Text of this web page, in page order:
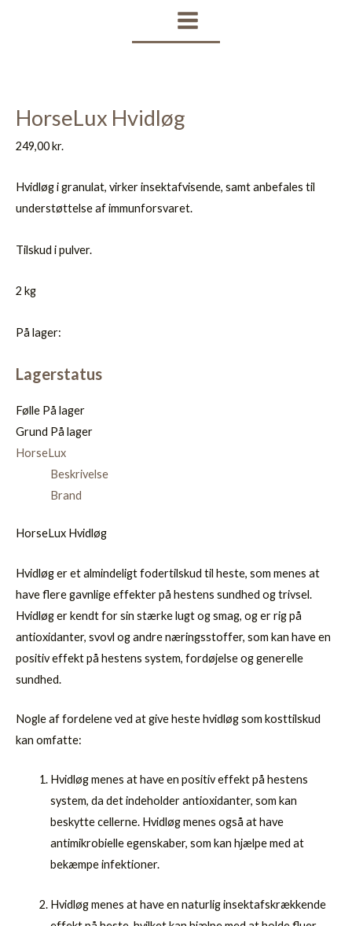
MAIN
MENU
HorseLux Hvidløg
249,00kr.
Hvidløg i granulat, virker insektafvisende, samt anbefales til
understøttelse afimmunforsvaret.
Tilskud i pulver.
2 kg
På lager:
Lagerstatus
Følle På lager
Grund På lager
HorseLux
Beskrivelse
Brand
HorseLux Hvidløg
Hvidløg er et almindeligt fodertilskud til heste, som menes at
have flere gavnlige effekter på hestens sundhed og trivsel.
Hvidløg er kendt for sin stærke lugt og smag, og er rig på
antioxidanter, svovl og andre næringsstoffer, som kan have en
positiv effekt på hestens system, fordøjelse og generelle
sundhed.
Nogle af fordelene ved at give heste hvidløg som kosttilskud
kan omfatte:
Hvidløg menes at have en positiv effekt på hestens
system, da det indeholder antioxidanter, som kan
beskytte cellerne. Hvidløg menes også at have
antimikrobielle egenskaber, som kan hjælpe med at
bekæmpe infektioner.
Hvidløg menes at have en naturlig insektafskrækkende